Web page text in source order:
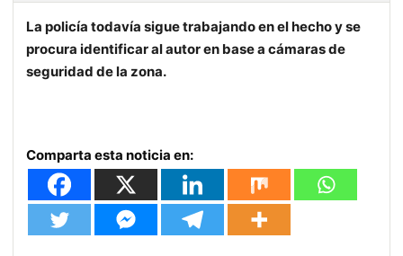
La policía todavía sigue trabajando en el hecho y se
procura identificar al autor en base a cámaras de
seguridad de la zona.
Comparta esta noticia en: